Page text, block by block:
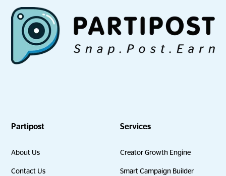
Partipost
About Us
Contact Us
Services
Creator Growth Engine
Smart Campaign Builder